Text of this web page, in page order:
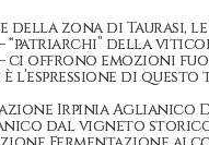
della zona di Taurasi,
“patriarchi” della
– ci offrono emozioni
è l’espressione di
Irpinia Aglianico
dal vigneto storico